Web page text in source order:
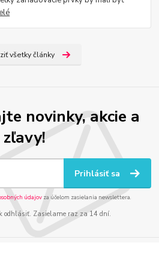
všetky články
novinky, akcie a
zľavy!
Prihlásiť sa
údajov za účelom zasielania newslettera.
odhlásiť. Zasielame raz za 14 dní.